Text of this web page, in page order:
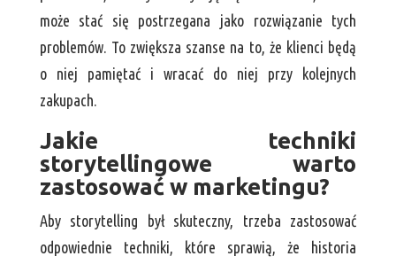
może stać się postrzegana jako rozwiązanie tych
problemów. To zwiększa szanse na to, że klienci będą
o niej pamiętać i wracać do niej przy kolejnych
zakupach.
Jakie techniki
storytellingowe warto
zastosować w marketingu?
Aby storytelling był skuteczny, trzeba zastosować
odpowiednie techniki, które sprawią, że historia